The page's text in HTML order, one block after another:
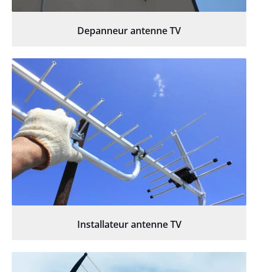
Depanneur antenne TV
Installateur antenne TV